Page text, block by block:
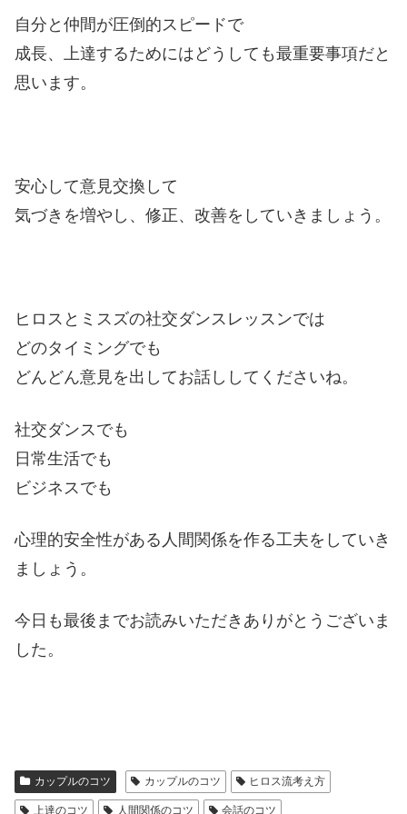
自分と仲間が圧倒的スピードで
成長、上達するためにはどうしても最重要事項だと
思います。
安心して意見交換して
気づきを増やし、修正、改善をしていきましょう。
ヒロスとミスズの社交ダンスレッスンでは
どのタイミングでも
どんどん意見を出してお話ししてくださいね。
社交ダンスでも
日常生活でも
ビジネスでも
心理的安全性がある人間関係を作る工夫をしていき
ましょう。
今日も最後までお読みいただきありがとうございま
した。
カップルのコツ カップルのコツ ヒロス流考え方
上達のコツ 人間関係のコツ 会話のコツ